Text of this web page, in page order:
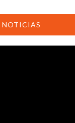
NOTICIAS